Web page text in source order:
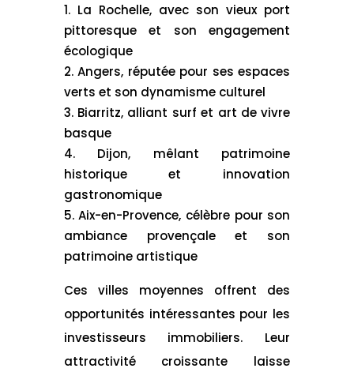
La Rochelle, avec son vieux port
pittoresque et son engagement
écologique
Angers, réputée pour ses espaces
verts et son dynamisme culturel
Biarritz, alliant surf et art de vivre
basque
Dijon, mêlant patrimoine
historique et innovation
gastronomique
Aix-en-Provence, célèbre pour son
ambiance provençale et son
patrimoine artistique
Ces villes moyennes offrent des
opportunités intéressantes pour les
investisseurs immobiliers. Leur
attractivité croissante laisse